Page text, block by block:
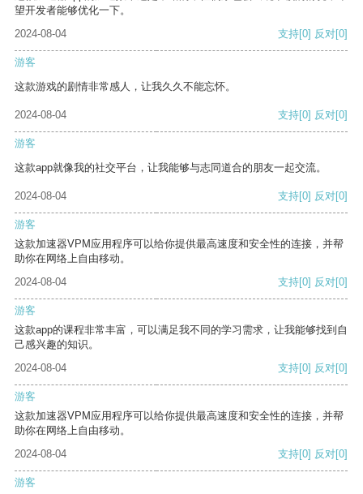
望开发者能够优化一下。
2024-08-04
支持[0] 反对[0]
游客
这款游戏的剧情非常感人，让我久久不能忘怀。
2024-08-04 支持[0] 反对[0]
游客
这款app就像我的社交平台，让我能够与志同道合的朋友一起交流。
2024-08-04 支持[0] 反对[0]
游客
这款加速器VPM应用程序可以给你提供最高速度和安全性的连接，并帮
助你在网络上自由移动。
2024-08-04
支持[0] 反对[0]
游客
这款app的课程非常丰富，可以满足我不同的学习需求，让我能够找到自
己感兴趣的知识。
2024-08-04
支持[0] 反对[0]
游客
这款加速器VPM应用程序可以给你提供最高速度和安全性的连接，并帮
助你在网络上自由移动。
2024-08-04
支持[0] 反对[0]
游客